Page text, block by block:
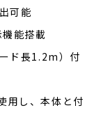
可能
能搭載
ド長1.2m）付
用し、本体と付